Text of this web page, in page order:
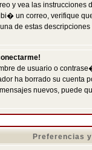
y vea las
un correo, verifique
de estas
de usuario o
ha borrado su
nuevos, puede
Preferencias